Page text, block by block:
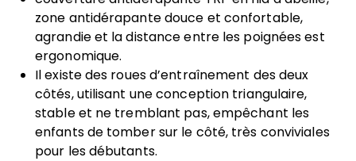
zone antidérapante douce et confortable,
agrandie et la distance entre les poignées est
ergonomique.
Il existe des roues d’entraînement des deux
côtés, utilisant une conception triangulaire,
stable et ne tremblant pas, empêchant les
enfants de tomber sur le côté, très conviviales
pour les débutants.